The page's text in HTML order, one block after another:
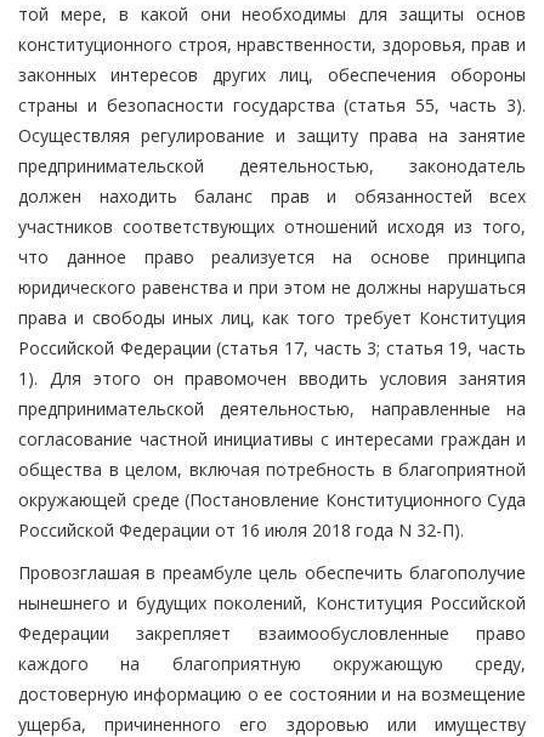
той мере, в какой они необходимы для защиты основ
конституционного строя, нравственности, здоровья, прав и
законных интересов других лиц, обеспечения обороны
страны и безопасности государства (статья 55, часть 3).
Осуществляя регулирование и защиту права на занятие
предпринимательской деятельностью, законодатель
должен находить баланс прав и обязанностей всех
участников соответствующих отношений исходя из того,
что данное право реализуется на основе принципа
юридического равенства и при этом не должны нарушаться
права и свободы иных лиц, как того требует Конституция
Российской Федерации (статья 17, часть 3; статья 19, часть
1). Для этого он правомочен вводить условия занятия
предпринимательской деятельностью, направленные на
согласование частной инициативы с интересами граждан и
общества в целом, включая потребность в благоприятной
окружающей среде (Постановление Конституционного Суда
Российской Федерации от 16 июля 2018 года N 32-П).
Провозглашая в преамбуле цель обеспечить благополучие
нынешнего и будущих поколений, Конституция Российской
Федерации закрепляет взаимообусловленные право
каждого на благоприятную окружающую среду,
достоверную информацию о ее состоянии и на возмещение
ущерба, причиненного его здоровью или имуществу